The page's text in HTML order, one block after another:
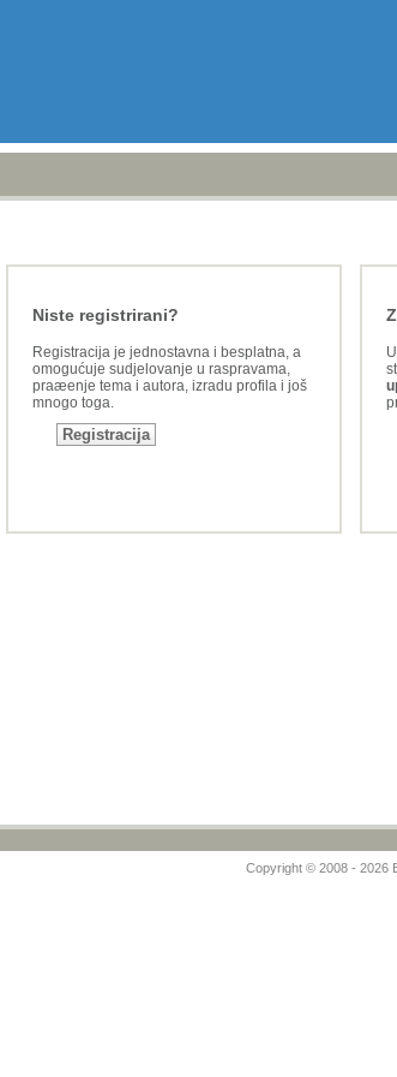
Niste registrirani?
Registracija je jednostavna i besplatna, a
omogućuje sudjelovanje u raspravama,
praæenje tema i autora, izradu profila i još
mnogo toga.
Copyright © 2008 - 2026